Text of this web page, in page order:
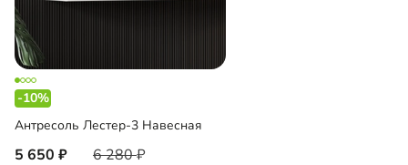
-10%
Антресоль Лестер-3 Навесная
5 650 6 280